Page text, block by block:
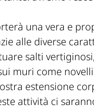
una vera e
alle diverse
salti
muri come
estensione
attività ci